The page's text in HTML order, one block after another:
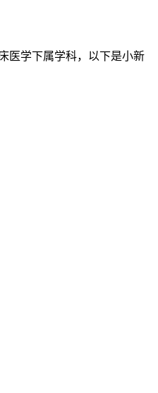
医学下属学科，以下是小新